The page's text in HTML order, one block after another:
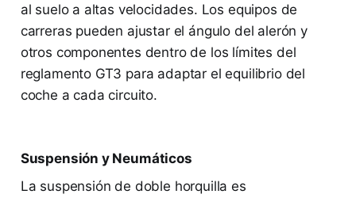
al suelo a altas velocidades. Los equipos de
carreras pueden ajustar el ángulo del alerón y
otros componentes dentro de los límites del
reglamento GT3 para adaptar el equilibrio del
coche a cada circuito.
Suspensión y Neumáticos
La suspensión de doble horquilla es